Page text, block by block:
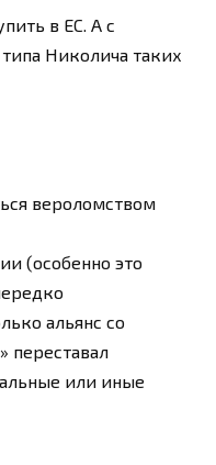
в ЕС. А с
Николича таких
вероломством
(особенно это
альянс со
переставал
или иные